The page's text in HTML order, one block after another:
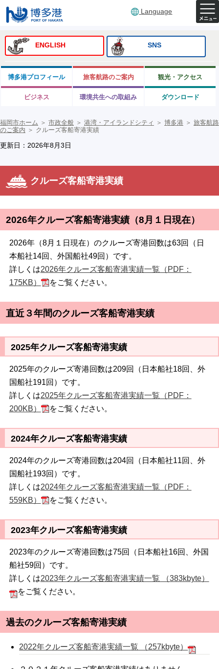
Language
ENGLISH SNS
博多港プロフィール 旅客航路のご案内 観光・アクセス
ビジネス 環境共生への取組み ダウンロード
福岡市ホーム ＞ 市政全般 ＞ 港湾・アイランドシティ ＞ 博多港 ＞ 旅客航路
のご案内 ＞ クルーズ客船寄港実績
更新日：2026年8月3日
クルーズ客船寄港実績
2026年クルーズ客船寄港実績（8月１日現在）
2026年（8月１日現在）のクルーズ寄港回数は63回（日
本船社14回、外国船社49回）です。
詳しくは2026年クルーズ客船寄港実績一覧（PDF：
175KB）
をご覧ください。
直近３年間のクルーズ客船寄港実績
2025年クルーズ客船寄港実績
2025年のクルーズ寄港回数は209回（日本船社18回、外
国船社191回）です。
詳しくは2025年クルーズ客船寄港実績一覧（PDF：
200KB）
をご覧ください。
2024年クルーズ客船寄港実績
2024年のクルーズ寄港回数は204回（日本船社11回、外
国船社193回）です。
詳しくは2024年クルーズ客船寄港実績一覧（PDF：
559KB）
をご覧ください。
2023年クルーズ客船寄港実績
2023年のクルーズ寄港回数は75回（日本船社16回、外国
船社59回）です。
詳しくは2023年クルーズ客船寄港実績一覧 （383kbyte）
をご覧ください。
過去のクルーズ客船寄港実績
2022年クルーズ客船寄港実績一覧 （257kbyte）